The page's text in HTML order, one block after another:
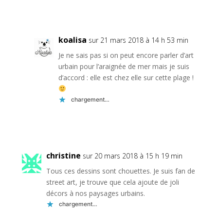
koalisa sur 21 mars 2018 à 14 h 53 min
Je ne sais pas si on peut encore parler d’art
urbain pour l’araignée de mer mais je suis
d’accord : elle est chez elle sur cette plage !
chargement…
christine sur 20 mars 2018 à 15 h 19 min
Tous ces dessins sont chouettes. Je suis fan de
street art, je trouve que cela ajoute de joli
décors à nos paysages urbains.
chargement…